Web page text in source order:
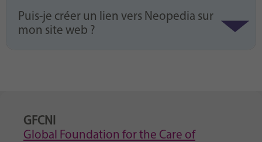
Puis-je créer un lien vers Neopedia sur
mon site web ?
GFCNI
Global Foundation for the Care of